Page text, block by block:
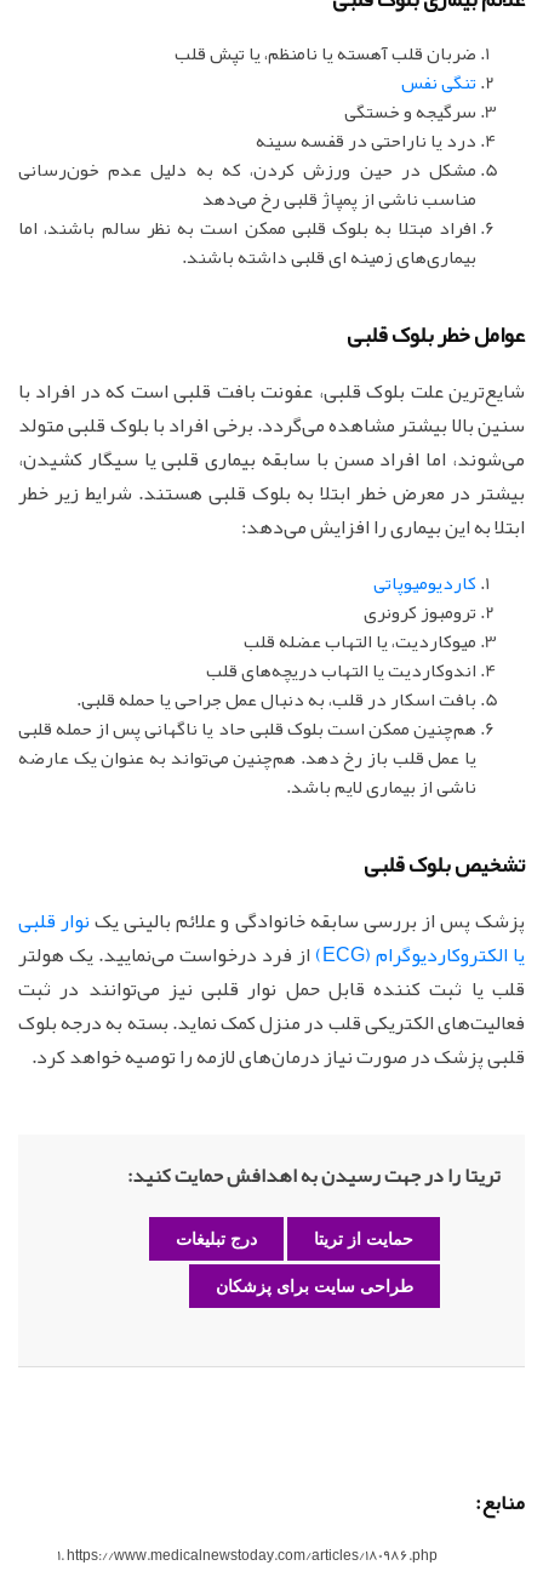
ضربان قلب آهسته یا نامنظم، یا تپش قلب
تنگی نفس
سرگیجه و خستگی
درد یا ناراحتی در قفسه سینه
مشکل در حین ورزش کردن، که به دلیل عدم خون‌رسانی
مناسب ناشی از پمپاژ قلبی رخ می‌دهد
افراد مبتلا به بلوک قلبی ممکن است به نظر سالم باشند، اما
بیماری‌های زمینه ای قلبی داشته باشند.
عوامل خطر بلوک قلبی
شایع‌ترین علت بلوک قلبی، عفونت بافت قلبی است که در افراد با
سنین بالا بیشتر مشاهده می‌گردد. برخی افراد با بلوک قلبی متولد
می‌شوند، اما افراد مسن با سابقه بیماری قلبی یا سیگار کشیدن،
بیشتر در معرض خطر ابتلا به بلوک قلبی هستند. شرایط زیر خطر
ابتلا به این بیماری را افزایش می‌دهد:
كاردیومیوپاتی
ترومبوز کرونری
میوکاردیت، یا التهاب عضله قلب
اندوکاردیت یا التهاب دریچه‌های قلب
بافت اسکار در قلب، به دنبال عمل جراحی یا حمله قلبی.
هم‌چنین ممکن است بلوک قلبی حاد یا ناگهانی پس از حمله قلبی
یا عمل قلب باز رخ دهد. هم‌چنین می‌تواند به عنوان یک عارضه
ناشی از بیماری لایم باشد.
تشخیص بلوک قلبی
پزشک پس از بررسی سابقه خانوادگی و علائم بالینی یکنوار قلبی
یا الکتروکاردیوگرام (ECG)
از فرد درخواست می‌نمایید. یک هولتر
قلب یا ثبت کننده قابل حمل نوار قلبی نیز می‌توانند در ثبت
فعالیت‌های الکتریکی قلب در منزل کمک نماید. بسته به درجه بلوک
قلبی پزشک در صورت نیاز درمان‌های لازمه را توصیه خواهد کرد.
تریتا را در جهت رسیدن به اهدافش حمایت کنید:
حمایت از تریتا درج تبلیغات
طراحی سایت برای پزشکان
منابع:
https://www.medicalnewstoday.com/articles/180986.php